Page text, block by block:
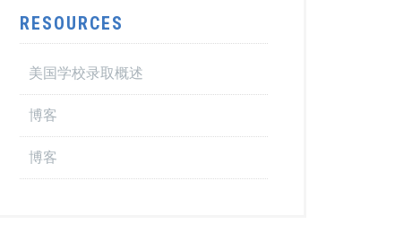
RESOURCES
美国学校录取概述
博客
博客